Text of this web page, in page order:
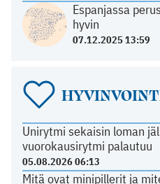
Espanjassa
hyvin
07.12.2025 13:59
Unirytmi sekaisin loman
vuorokausirytmi palautuu
05.08.2026 06:13
Mitä ovat minipillerit ja